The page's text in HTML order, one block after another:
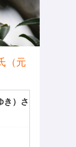
（元
き）さ